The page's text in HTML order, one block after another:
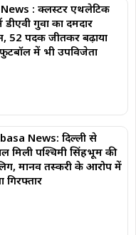
: क्लस्टर एथलेटिक
डीएवी गुवा का दमदार
52 पदक जीतकर बढ़ाया
में भी उपविजेता
News: दिल्ली से
मिली पश्चिमी सिंहभूम की
मानव तस्करी के आरोप में
गिरफ्तार